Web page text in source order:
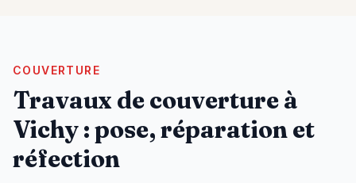
COUVERTURE
Travaux de couverture à
Vichy: pose, réparation et
réfection